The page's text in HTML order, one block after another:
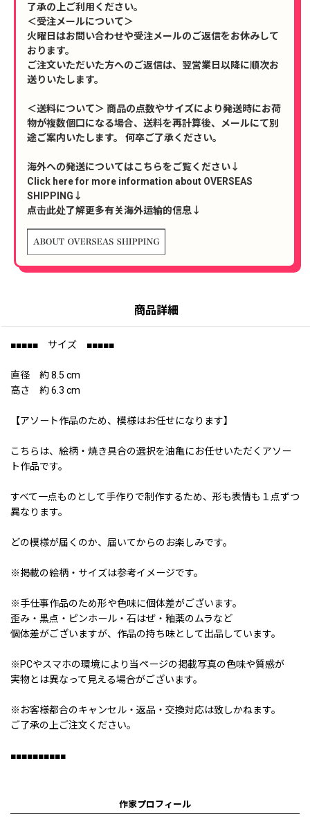
了承の上ご利用ください。
＜受注メールについて＞
火曜日はお問い合わせや受注メールのご返信をお休みして
おります。
ご注文いただいた方へのご返信は、翌営業日以降に順次お
送りいたします。
＜送料について＞ 商品の点数やサイズにより発送時にお荷
物が複数個口になる場合、送料を再計算後、メールにて別
途ご案内いたします。 何卒ご了承ください。
海外への発送についてはこちらをご覧ください↓
Click here for more information about OVERSEAS
SHIPPING↓
点击此处了解更多有关海外运输的信息↓
商品詳細
■■■■■ サイズ ■■■■■
直径 約 8.5 cm
高さ 約 6.3 cm
【アソート作品のため、模様はお任せになります】
こちらは、絵柄・焼き具合の選択を油亀にお任せいただくアソー
ト作品です。
すべて一点ものとして手作りで制作するため、形も表情も１点ずつ
異なります。
どの模様が届くのか、届いてからのお楽しみです。
※掲載の絵柄・サイズは参考イメージです。
※手仕事作品のため形や色味に個体差がございます。
歪み・黒点・ピンホール・石はぜ・釉薬のムラなど
個体差がございますが、作品の持ち味として出品しています。
※PCやスマホの環境により当ページの掲載写真の色味や質感が
実物とは異なって見える場合がございます。
※お客様都合のキャンセル・返品・交換対応は致しかねます。
ご了承の上ご注文ください。
■■■■■■■■■■
作家プロフィール